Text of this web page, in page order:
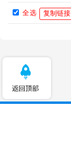
全选